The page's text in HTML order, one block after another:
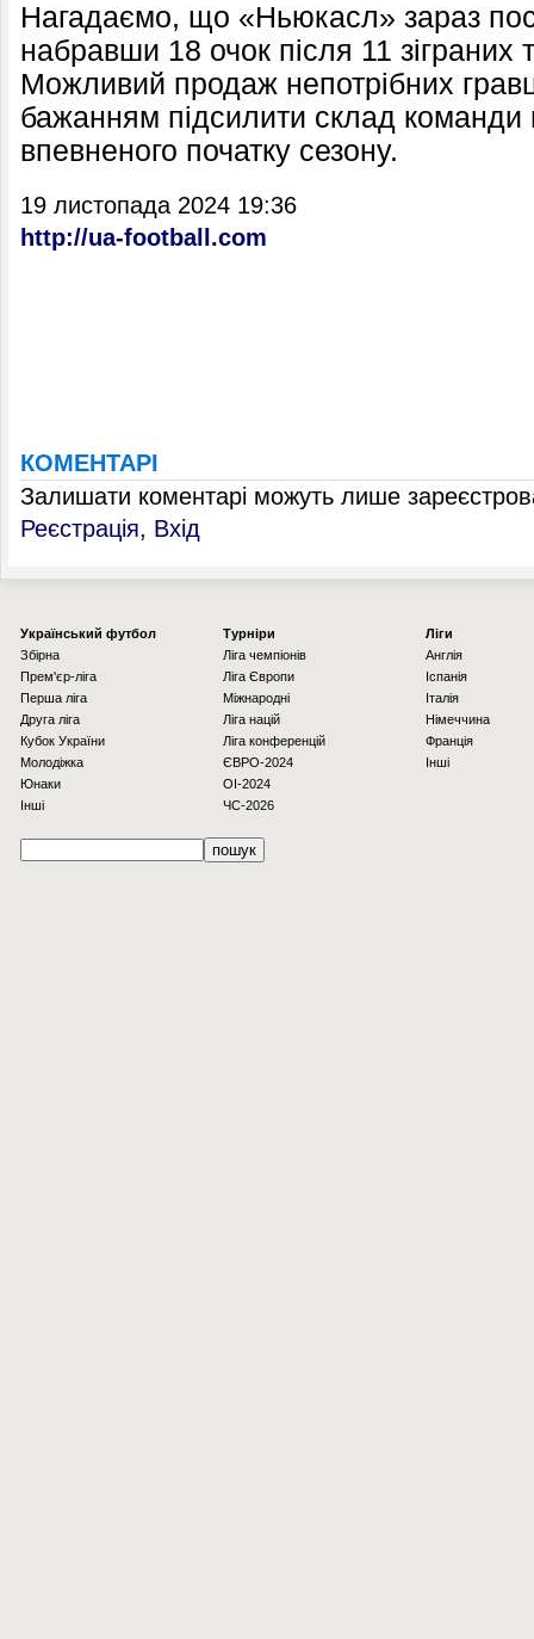
Нагадаємо, що «Ньюкасл» зараз
набравши 18 очок після 11 зіграних
Можливий продаж непотрібних
бажанням підсилити склад команди
впевненого початку сезону.
19 листопада 2024 19:36
http://ua-football.com
КОМЕНТАРІ
Залишати коментарі можуть лише
Реєстрація, Вхід
Українcький футбол
Збірна
Прем'єр-ліга
Перша ліга
Друга ліга
Кубок України
Молодіжка
Юнаки
Інші
Турніри
Ліга чемпіонів
Ліга Європи
Міжнародні
Ліга націй
Ліга конференцій
ЄВРО-2024
OI-2024
ЧС-2026
Ліги
Англія
Іспанія
Італія
Німеччина
Франція
Інші